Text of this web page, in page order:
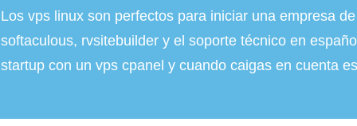
Los vps linux son perfectos para iniciar una empresa
softaculous, rvsitebuilder y el soporte técnico en
startup con un vps cpanel y cuando caigas en cuenta